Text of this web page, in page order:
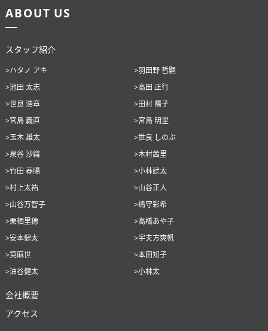
ABOUT US
スタッフ紹介
>ハタノ アキ
>羽田野 哲嗣
>池田 太志
>高田 正行
>世良 浩章
>田村 陽子
>宮島 義直
>宮島 明里
>玉木 雄太
>世良 しのぶ
>泉谷 沙織
>木村茜里
>竹田 春陽
>小林建太
>村上太祐
>山谷正人
>山谷万智子
>嶋守彩希
>栗栖里穂
>高橋あや子
>安本健太
>宇夫方爽帆
>筧麻世
>本田知子
>油谷健太
>小林太
会社概要
アクセス